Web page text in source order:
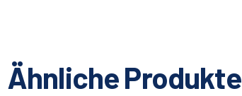
Ähnliche Produkte